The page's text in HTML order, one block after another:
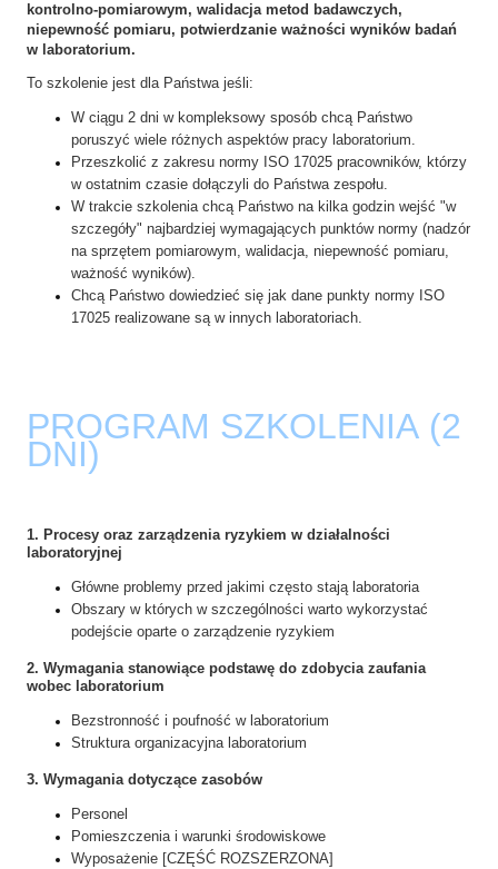
kontrolno-pomiarowym, walidacja metod badawczych,
niepewność pomiaru, potwierdzanie ważności wyników badań
w laboratorium.
To szkolenie jest dla Państwa jeśli:
W ciągu 2 dni w kompleksowy sposób chcą Państwo
poruszyć wiele różnych aspektów pracy laboratorium.
Przeszkolić z zakresu normy ISO 17025 pracowników, którzy
w ostatnim czasie dołączyli do Państwa zespołu.
W trakcie szkolenia chcą Państwo na kilka godzin wejść "w
szczegóły" najbardziej wymagających punktów normy (nadzór
na sprzętem pomiarowym, walidacja, niepewność pomiaru,
ważność wyników).
Chcą Państwo dowiedzieć się jak dane punkty normy ISO
17025 realizowane są w innych laboratoriach.
PROGRAM SZKOLENIA (2
DNI)
1. Procesy oraz zarządzenia ryzykiem w działalności
laboratoryjnej
Główne problemy przed jakimi często stają laboratoria
Obszary w których w szczególności warto wykorzystać
podejście oparte o zarządzenie ryzykiem
2. Wymagania stanowiące podstawę do zdobycia zaufania
wobec laboratorium
Bezstronność i poufność w laboratorium
Struktura organizacyjna laboratorium
3. Wymagania dotyczące zasobów
Personel
Pomieszczenia i warunki środowiskowe
Wyposażenie [CZĘŚĆ ROZSZERZONA]